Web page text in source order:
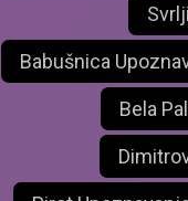
Babušnica
Bela